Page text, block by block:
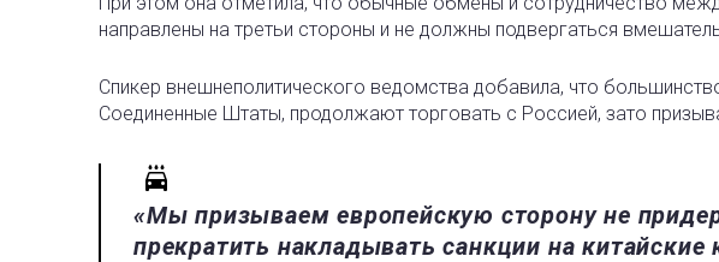
направлены на третьи стороны и не должны подвергаться
Спикер внешнеполитического ведомства добавила, что
Соединенные Штаты, продолжают торговать с Россией, зато
«Мы призываем европейскую сторону не
прекратить накладывать санкции на